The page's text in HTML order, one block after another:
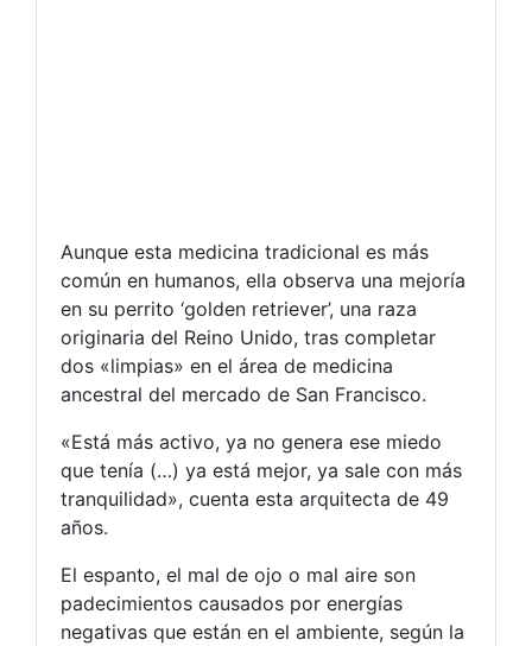
Aunque esta medicina tradicional es más
común en humanos, ella observa una mejoría
en su perrito ‘golden retriever’, una raza
originaria del Reino Unido, tras completar
dos «limpias» en el área de medicina
ancestral del mercado de San Francisco.
«Está más activo, ya no genera ese miedo
que tenía (…) ya está mejor, ya sale con más
tranquilidad», cuenta esta arquitecta de 49
años.
El espanto, el mal de ojo o mal aire son
padecimientos causados por energías
negativas que están en el ambiente, según la